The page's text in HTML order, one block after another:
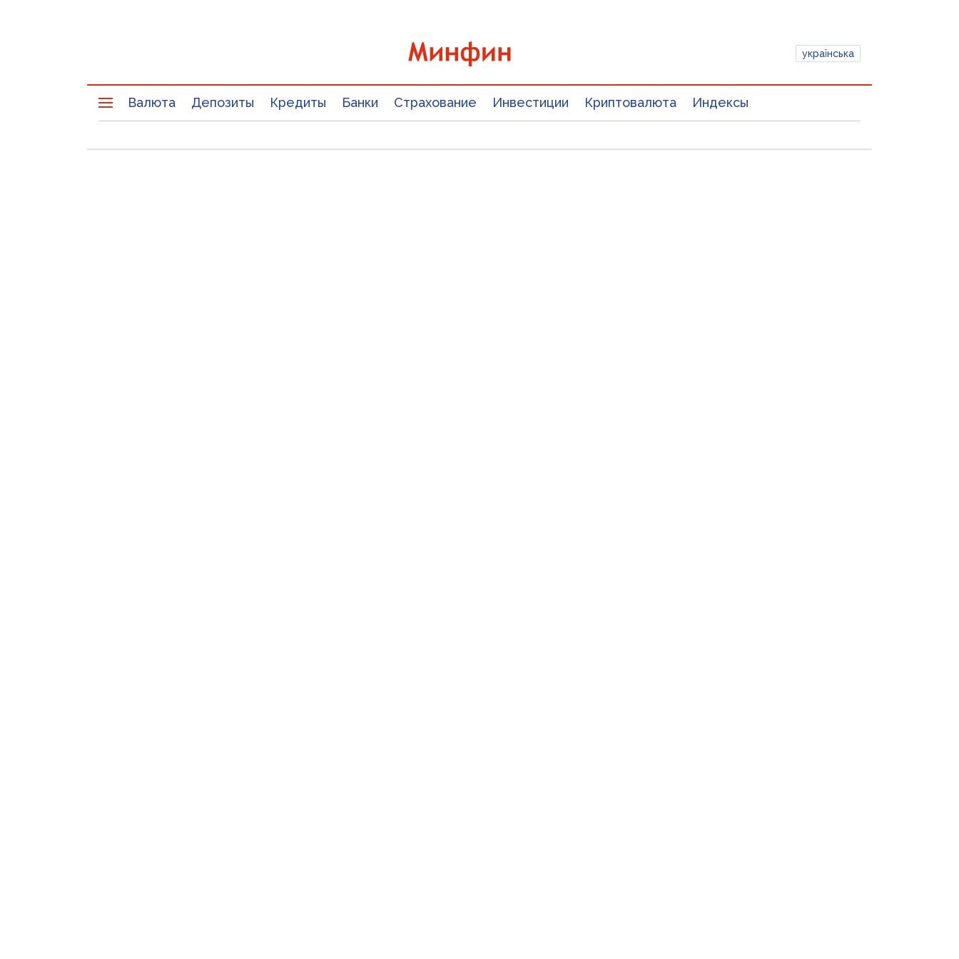
українська
Валюта Депозиты Кредиты Банки Страхование Инвестиции Криптовалюта Индексы